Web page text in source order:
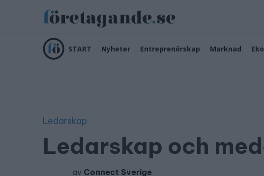
START Nyheter Entreprenörskap Marknad
Ledarskap
Ledarskap och
av Connect Sverige